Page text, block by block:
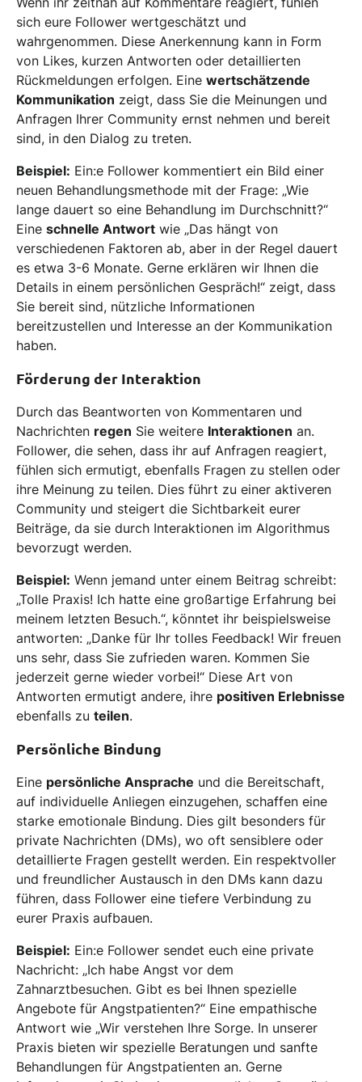
sich eure Follower wertgeschätzt und
wahrgenommen. Diese Anerkennung kann in Form
von Likes, kurzen Antworten oder detaillierten
Rückmeldungen erfolgen. Eine wertschätzende
Kommunikation zeigt, dass Sie die Meinungen und
Anfragen Ihrer Community ernst nehmen und bereit
sind, in den Dialog zu treten.
Beispiel: Ein:e Follower kommentiert ein Bild einer
neuen Behandlungsmethode mit der Frage: „Wie
lange dauert so eine Behandlung im Durchschnitt?“
Eine schnelle Antwort wie „Das hängt von
verschiedenen Faktoren ab, aber in der Regel dauert
es etwa 3-6 Monate. Gerne erklären wir Ihnen die
Details in einem persönlichen Gespräch!“ zeigt, dass
Sie bereit sind, nützliche Informationen
bereitzustellen und Interesse an der Kommunikation
haben.
Förderung der Interaktion
Durch das Beantworten von Kommentaren und
Nachrichten regen Sie weitere Interaktionen an.
Follower, die sehen, dass ihr auf Anfragen reagiert,
fühlen sich ermutigt, ebenfalls Fragen zu stellen oder
ihre Meinung zu teilen. Dies führt zu einer aktiveren
Community und steigert die Sichtbarkeit eurer
Beiträge, da sie durch Interaktionen im Algorithmus
bevorzugt werden.
Beispiel: Wenn jemand unter einem Beitrag schreibt:
„Tolle Praxis! Ich hatte eine großartige Erfahrung bei
meinem letzten Besuch.“, könntet ihr beispielsweise
antworten: „Danke für Ihr tolles Feedback! Wir freuen
uns sehr, dass Sie zufrieden waren. Kommen Sie
jederzeit gerne wieder vorbei!“ Diese Art von
Antworten ermutigt andere, ihre positiven Erlebnisse
ebenfalls zu teilen.
Persönliche Bindung
Eine persönliche Ansprache und die Bereitschaft,
auf individuelle Anliegen einzugehen, schaffen eine
starke emotionale Bindung. Dies gilt besonders für
private Nachrichten (DMs), wo oft sensiblere oder
detaillierte Fragen gestellt werden. Ein respektvoller
und freundlicher Austausch in den DMs kann dazu
führen, dass Follower eine tiefere Verbindung zu
eurer Praxis aufbauen.
Beispiel: Ein:e Follower sendet euch eine private
Nachricht: „Ich habe Angst vor dem
Zahnarztbesuchen. Gibt es bei Ihnen spezielle
Angebote für Angstpatienten?“ Eine empathische
Antwort wie „Wir verstehen Ihre Sorge. In unserer
Praxis bieten wir spezielle Beratungen und sanfte
Behandlungen für Angstpatienten an. Gerne